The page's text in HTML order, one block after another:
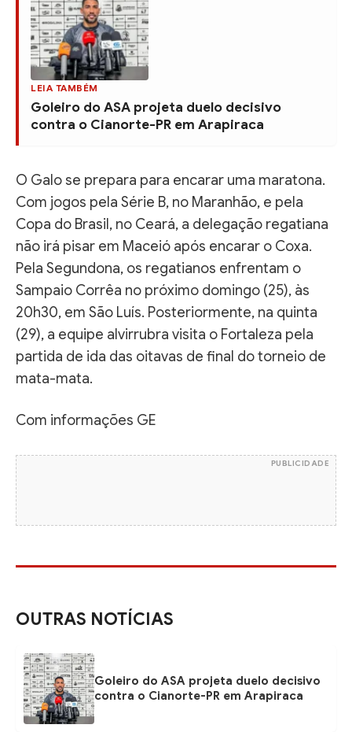
LEIA TAMBÉM
Goleiro do ASA projeta duelo decisivo
contra o Cianorte-PR em Arapiraca
O Galo se prepara para encarar uma maratona.
Com jogos pela Série B, no Maranhão, e pela
Copa do Brasil, no Ceará, a delegação regatiana
não irá pisar em Maceió após encarar o Coxa.
Pela Segundona, os regatianos enfrentam o
Sampaio Corrêa no próximo domingo (25), às
20h30, em São Luís. Posteriormente, na quinta
(29), a equipe alvirrubra visita o Fortaleza pela
partida de ida das oitavas de final do torneio de
mata-mata.
Com informações GE
PUBLICIDADE
OUTRAS NOTÍCIAS
Goleiro do ASA projeta duelo decisivo
contra o Cianorte-PR em Arapiraca